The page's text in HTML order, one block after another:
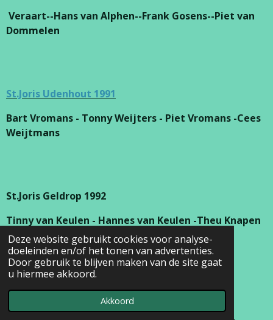
Deze website gebruikt cookies voor analyse-
doeleinden en/of het tonen van advertenties.
Door gebruik te blijven maken van de site gaat
u hiermee akkoord.
Akkoord
Veraart--Hans van Alphen--Frank Gosens--Piet van
Dommelen
St.Joris Udenhout 1991
Bart Vromans - Tonny Weijters - Piet Vromans -Cees
Weijtmans
St.Joris Geldrop 1992
Tinny van Keulen - Hannes van Keulen -Theu Knapen
Rien Verstappen
St.Antonius Groesbeek1993